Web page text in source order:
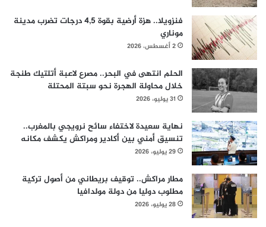
فنزويلا.. هزة أرضية بقوة 4,5 درجات تضرب مدينة
موناري
2 أغسطس، 2026
الحلم انتهى في البحر.. مصرع لاعبة أتلتيك طنجة
خلال محاولة الهجرة نحو سبتة المحتلة
31 يوليو، 2026
نهاية سعيدة لاختفاء سائح نرويجي بالمغرب..
تنسيق أمني بين أكادير ومراكش يكشف مكانه
29 يوليو، 2026
مطار مراكش.. توقيف بريطاني من أصول تركية
مطلوب دوليا من دولة مولدافيا
28 يوليو، 2026